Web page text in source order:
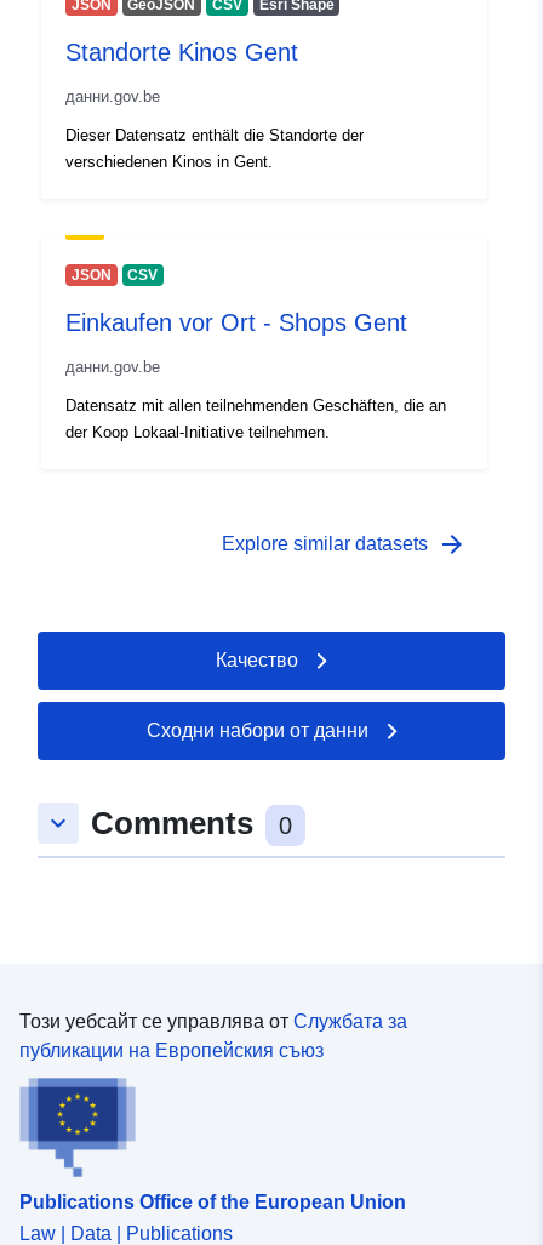
достъп:
JSON GeoJSON CSV Esri Shape
Standorte Kinos Gent
данни.gov.be
Dieser Datensatz enthält die Standorte der
verschiedenen Kinos in Gent.
JSON CSV
Einkaufen vor Ort - Shops Gent
данни.gov.be
Datensatz mit allen teilnehmenden Geschäften, die an
der Koop Lokaal-Initiative teilnehmen.
Explore similar datasets arrow_forward
Качество
Сходни набори от данни
keyboard_arrow_down Comments 0
Този уебсайт се управлява от Службата за
публикации на Европейския съюз
Publications Office of the European Union
Law | Data | Publications